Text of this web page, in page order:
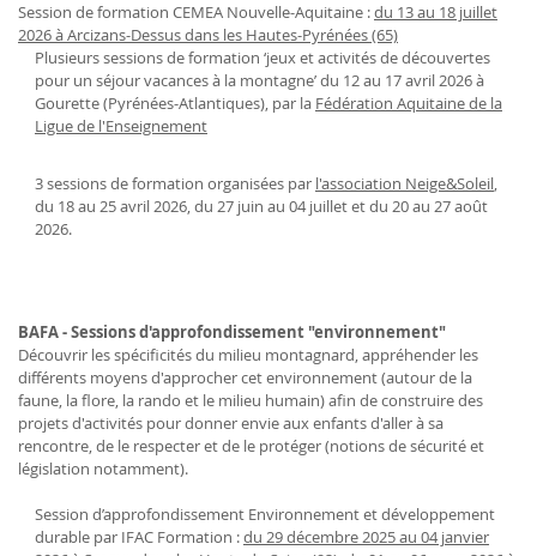
Session de formation CEMEA Nouvelle-Aquitaine :du 13 au 18 juillet
2026 à Arcizans-Dessus dans les Hautes-Pyrénées (65)
Plusieurs sessions de formation ‘jeux et activités de découvertes
pour un séjour vacances à la montagne’ du 12 au 17 avril 2026 à
Gourette (Pyrénées-Atlantiques), par la Fédération Aquitaine de la
Ligue de l'Enseignement
3 sessions de formation organisées par l'association Neige&Soleil,
du 18 au 25 avril 2026, du 27 juin au 04 juillet et du 20 au 27 août
2026.
BAFA - Sessions d'approfondissement "environnement"
Découvrir les spécificités du milieu montagnard, appréhender les
différents moyens d'approcher cet environnement (autour de la
faune, la flore, la rando et le milieu humain) afin de construire des
projets d'activités pour donner envie aux enfants d'aller à sa
rencontre, de le respecter et de le protéger (notions de sécurité et
législation notamment).
Session d’approfondissement Environnement et développement
durable par IFAC Formation :du 29 décembre 2025 au 04 janvier